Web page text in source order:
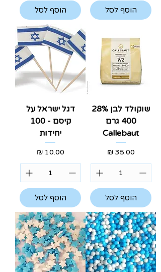
הוסף לסל הוסף לסל
שוקולד לבן 28%
400 גרם
Callebaut
מחיר
הוסף לסל
דגל ישראל על
קיסם - 100
יחידות
מחיר
הוסף לסל